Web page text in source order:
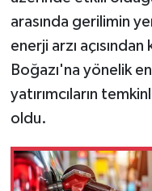
arasında gerilimin
enerji arzı
Boğazı'na yönelik
yatırımcıların
oldu.